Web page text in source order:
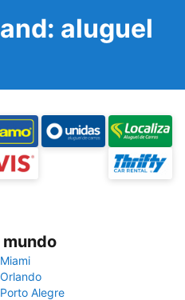
aluguel
Miami
Orlando
Porto Alegre